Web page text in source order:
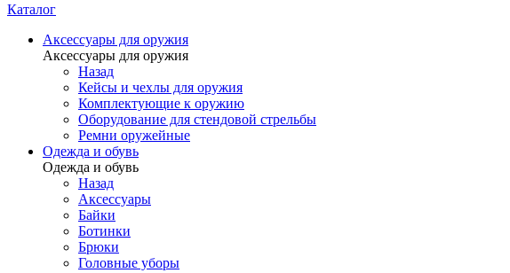
Каталог
Аксессуары для оружия
Аксессуары для оружия
Назад
Кейсы и чехлы для оружия
Комплектующие к оружию
Оборудование для стендовой стрельбы
Ремни оружейные
Одежда и обувь
Одежда и обувь
Назад
Аксессуары
Байки
Ботинки
Брюки
Головные уборы